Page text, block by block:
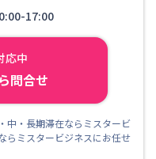
17:00
応中
問合せ
中・長期滞在ならミスタービ
ミスタービジネスにお任せ